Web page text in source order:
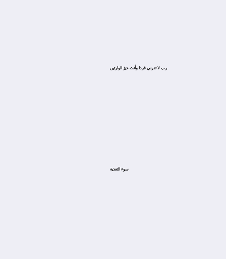
ﺭﺏ ﻻ ﺗﺬﺭﻧﻲ ﻓﺮﺩﺍ ﻭﺃﻧﺖ ﺧﻴﺮُ ﺍﻟﻮﺍﺭﺛﻴﻦ
سوء التغذية